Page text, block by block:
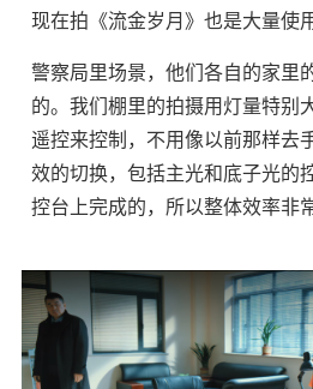
现在拍《流金岁月》也是大量使
警察局里场景，他们各自的家里
的。我们棚里的拍摄用灯量特别
遥控来控制，不用像以前那样去
效的切换，包括主光和底子光的
控台上完成的，所以整体效率非常